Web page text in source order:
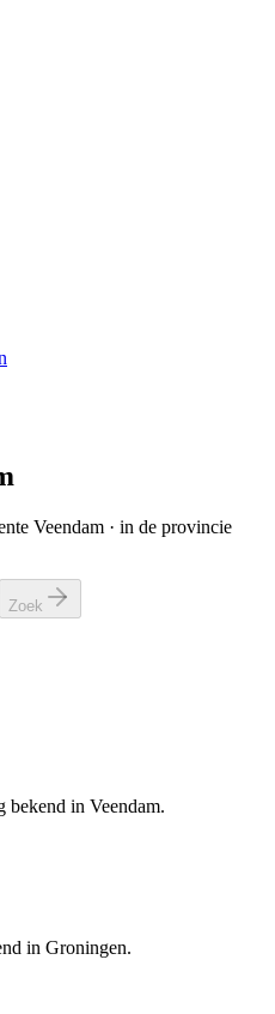
Veendam · in de provincie
Zoek
bekend in Veendam.
in Groningen.